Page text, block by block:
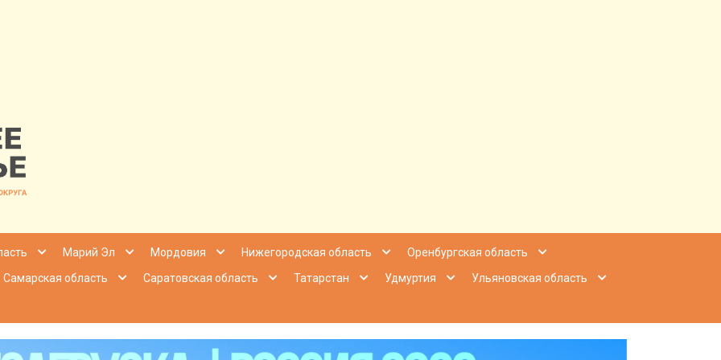
| Настоящее Приволжье
Марий Эл Мордовия Нижегородская область
Оренбургская область
Самарская область Саратовская область Татарстан Удмуртия
Ульяновская область